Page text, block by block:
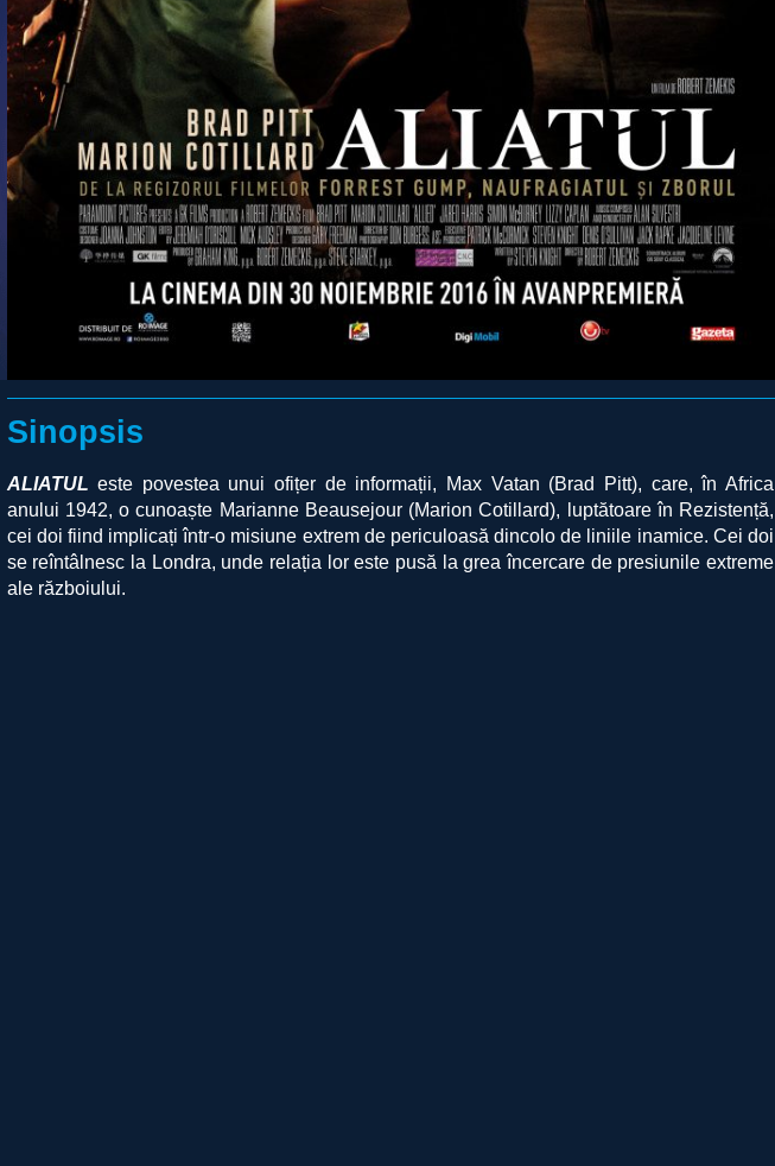
Sinopsis
ALIATUL este povestea unui ofițer de informații, Max Vatan (Brad Pitt), care, în Africa
anului 1942, o cunoaște Marianne Beausejour (Marion Cotillard), luptătoare în Rezistență,
cei doi fiind implicați într-o misiune extrem de periculoasă dincolo de liniile inamice. Cei doi
se reîntâlnesc la Londra, unde relația lor este pusă la grea încercare de presiunile extreme
ale războiului.